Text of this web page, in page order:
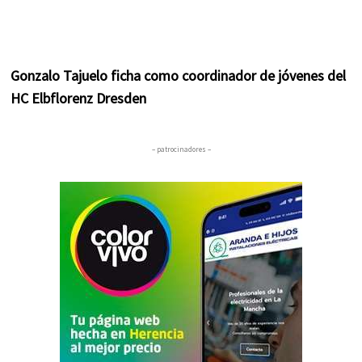
Gonzalo Tajuelo ficha como coordinador de jóvenes del
HC Elbflorenz Dresden
– patrocinadores –